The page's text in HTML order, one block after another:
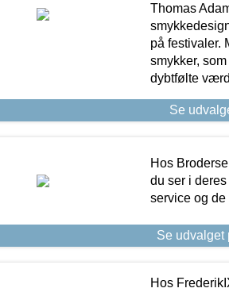
Thomas
på festivaler.
smykker,
dybtfølte
Se
Hos
du ser i
service og de
Se udvalget
Hos